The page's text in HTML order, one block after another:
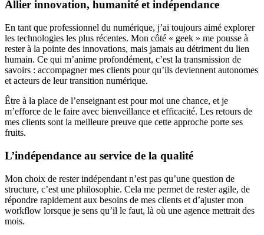
Allier innovation, humanité et indépendance
En tant que professionnel du numérique, j’ai toujours aimé explorer
les technologies les plus récentes. Mon côté « geek » me pousse à
rester à la pointe des innovations, mais jamais au détriment du lien
humain. Ce qui m’anime profondément, c’est la transmission de
savoirs : accompagner mes clients pour qu’ils deviennent autonomes
et acteurs de leur transition numérique.
Être à la place de l’enseignant est pour moi une chance, et je
m’efforce de le faire avec bienveillance et efficacité. Les retours de
mes clients sont la meilleure preuve que cette approche porte ses
fruits.
L’indépendance au service de la qualité
Mon choix de rester indépendant n’est pas qu’une question de
structure, c’est une philosophie. Cela me permet de rester agile, de
répondre rapidement aux besoins de mes clients et d’ajuster mon
workflow lorsque je sens qu’il le faut, là où une agence mettrait des
mois.